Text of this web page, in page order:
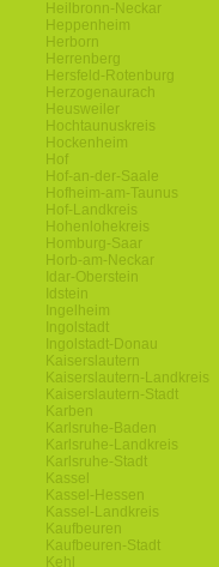
Heilbronn-Neckar
Heppenheim
Herborn
Herrenberg
Hersfeld-Rotenburg
Herzogenaurach
Heusweiler
Hochtaunuskreis
Hockenheim
Hof
Hof-an-der-Saale
Hofheim-am-Taunus
Hof-Landkreis
Hohenlohekreis
Homburg-Saar
Horb-am-Neckar
Idar-Oberstein
Idstein
Ingelheim
Ingolstadt
Ingolstadt-Donau
Kaiserslautern
Kaiserslautern-Landkreis
Kaiserslautern-Stadt
Karben
Karlsruhe-Baden
Karlsruhe-Landkreis
Karlsruhe-Stadt
Kassel
Kassel-Hessen
Kassel-Landkreis
Kaufbeuren
Kaufbeuren-Stadt
Kehl